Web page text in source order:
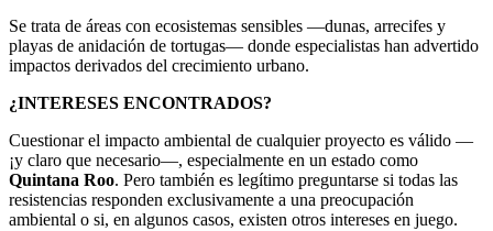
Se trata de áreas con ecosistemas sensibles —dunas, arrecifes y
playas de anidación de tortugas— donde especialistas han advertido
impactos derivados del crecimiento urbano.
¿INTERESES ENCONTRADOS?
Cuestionar el impacto ambiental de cualquier proyecto es válido —
¡y claro que necesario—, especialmente en un estado como
Quintana Roo. Pero también es legítimo preguntarse si todas las
resistencias responden exclusivamente a una preocupación
ambiental o si, en algunos casos, existen otros intereses en juego.